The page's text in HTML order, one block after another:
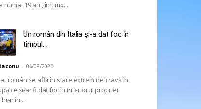
numai 19 ani, în timp...
Un român din Italia și-a dat foc în
timpul...
- 06/08/2026
român se află în stare extrem de gravă în
ce și-ar fi dat foc în interiorul propriei
în...